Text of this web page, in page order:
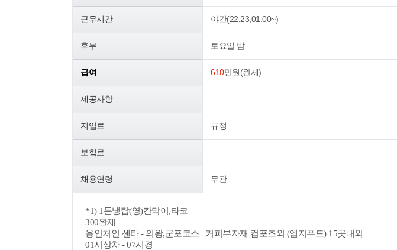
근무시간 야간(22,23,01:00~)
휴무 토요일 밤
급여 610만원(완제)
제공사항
지입료 규정
보험료
채용연령 무관
*1) 1톤냉탑(영)칸막이,타코
300완제
용인처인 센타 - 의왕,군포코스 커피부자재 컴포즈외 (엠지푸드) 15곳내외
01시상차 - 07시경